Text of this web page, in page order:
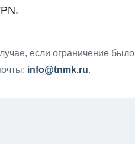
если ограничение было
info@tnmk.ru.